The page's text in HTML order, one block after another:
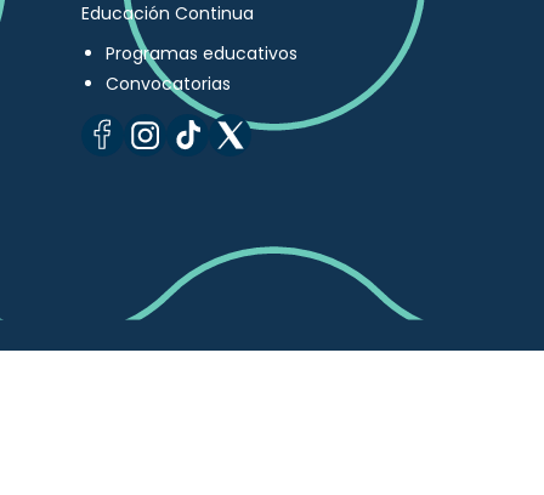
Educación Continua
Programas educativos
Convocatorias